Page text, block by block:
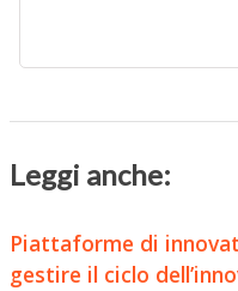
Leggi anche:
Piattaforme di
gestire il ciclo